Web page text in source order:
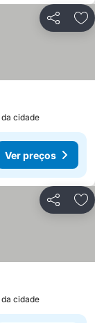
Partilhar
cidade
Ver preços
Partilhar
cidade